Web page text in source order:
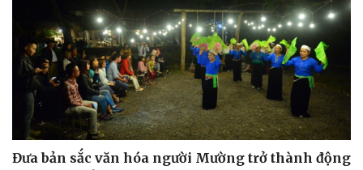
Đưa bản sắc văn hóa người Mường trở thành động